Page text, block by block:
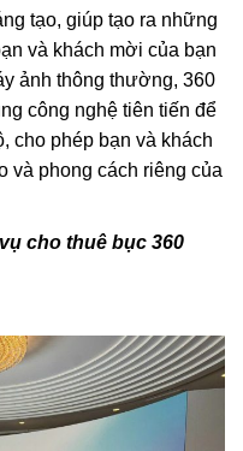
tạo, giúp tạo ra những
và khách mời của bạn
ảnh thông thường, 360
công nghệ tiên tiến để
cho phép bạn và khách
và phong cách riêng của
cho thuê bục 360